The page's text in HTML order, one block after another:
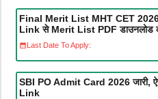
Final Merit List MHT CET
Link से Merit List PDF डाउनलोड
Last Date To Apply:
SBI PO Admit Card 2026 जारी,
Link